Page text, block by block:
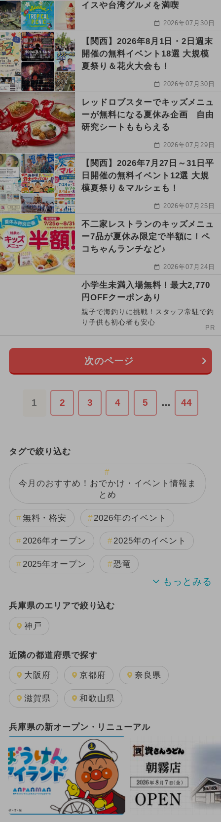
イスや台湾グルメを満喫
2026年07月30日
【関西】2026年8月1日・2日週末
開催の無料イベント18選 大規模
夏祭り＆花火大会も！
2026年07月30日
レッドロブスターでキッズメニュ
ーが無料になる夏休み企画 自由
研究シートももらえる
2026年07月29日
【関西】2026年7月27日～31日平
日開催の無料イベント12選 大規
模夏祭り＆マルシェも！
2026年07月25日
不二家レストランのキッズメニュ
ー7品が夏休み限定で半額に！ペ
コちゃんランチなど♪
2026年07月24日
小学生未満入場無料！最大2,770
円OFFクーポンあり
親子で海釣りに挑戦！スタッフ常駐で釣
り子供も初心者も安心
PR
次のページ
1 2 3 4 5 … 44
タグで絞り込む
今月のおすすめ！おでかけ・イベント情報ま
とめ
無料・格安 2026年のイベント
2026年オープン 2025年のイベント
2025年オープン 恐竜
週末イベント関西パック
2024年のイベント
GW(ゴールデンウィーク)
2025年11月のイベント
2024年5月のイベント
2024年7月のイベント
2025年9月のイベント キャラクター
雨の日OK 2026年1月のイベント
兵庫県のエリアで絞り込む
神戸
近隣の都道府県で探す
大阪府 京都府 奈良県
滋賀県 和歌山県
兵庫県の新オープン・リニューアル